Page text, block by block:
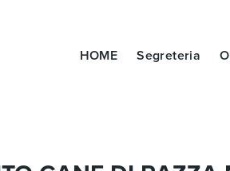
HOME Segreteria